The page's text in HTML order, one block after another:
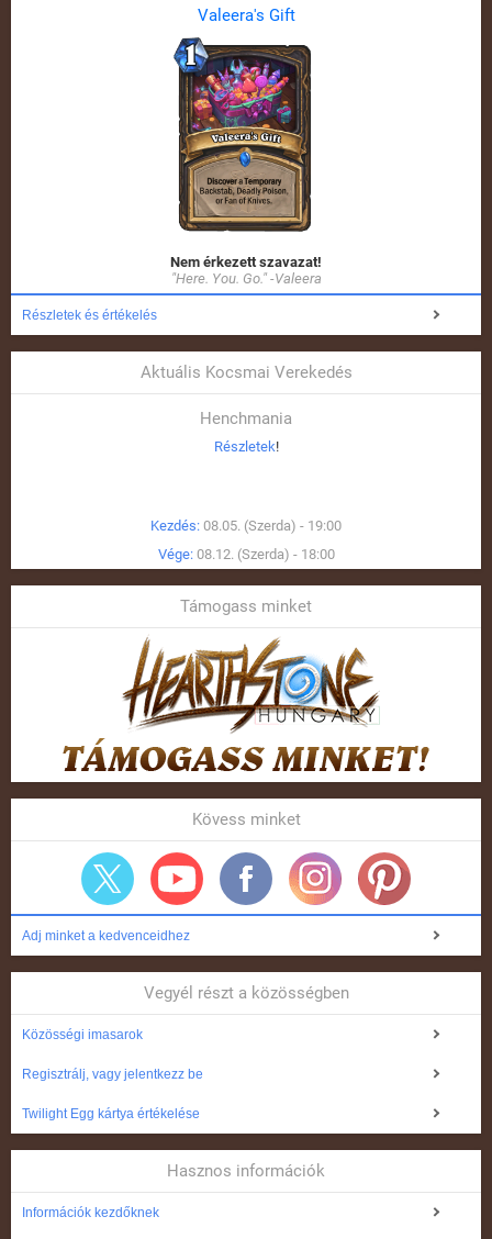
Valeera's Gift
Nem érkezett szavazat!
"Here. You. Go." -Valeera
Részletek és értékelés
Aktuális Kocsmai Verekedés
Henchmania
Részletek!
Kezdés: 08.05. (Szerda) - 19:00
Vége: 08.12. (Szerda) - 18:00
Támogass minket
Kövess minket
Adj minket a kedvenceidhez
Vegyél részt a közösségben
Közösségi imasarok
Regisztrálj, vagy jelentkezz be
Twilight Egg kártya értékelése
Hasznos információk
Információk kezdőknek